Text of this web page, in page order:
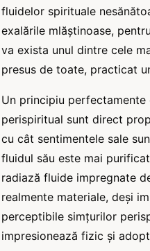
fluidelor spirituale
exalările mlăștinoase,
va exista unul dintre cele
presus de toate, practicat
Un principiu
perispiritual sunt direct
cu cât sentimentele sale
fluidul său este mai
radiază fluide impregnate
realmente materiale, deși
perceptibile simțurilor
impresionează fizic și